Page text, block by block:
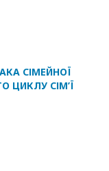
СІМЕЙНОЇ
ЦИКЛУ СІМ’Ї